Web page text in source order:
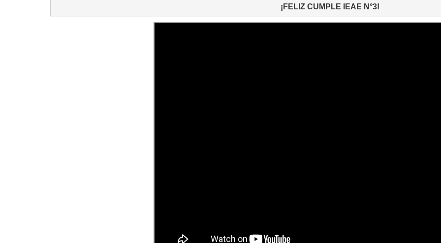
¡FELIZ CUMPLE IEAE N°3!